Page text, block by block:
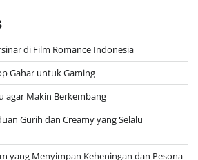
di Film Romance Indonesia
Gahar untuk Gaming
agar Makin Berkembang
Gurih dan Creamy yang Selalu
yang Menyimpan Keheningan dan Pesona